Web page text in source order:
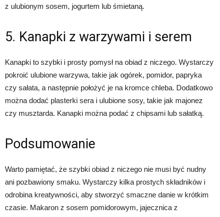
z ulubionym sosem, jogurtem lub śmietaną.
5. Kanapki z warzywami i serem
Kanapki to szybki i prosty pomysł na obiad z niczego. Wystarczy
pokroić ulubione warzywa, takie jak ogórek, pomidor, papryka
czy sałata, a następnie położyć je na kromce chleba. Dodatkowo
można dodać plasterki sera i ulubione sosy, takie jak majonez
czy musztarda. Kanapki można podać z chipsami lub sałatką.
Podsumowanie
Warto pamiętać, że szybki obiad z niczego nie musi być nudny
ani pozbawiony smaku. Wystarczy kilka prostych składników i
odrobina kreatywności, aby stworzyć smaczne danie w krótkim
czasie. Makaron z sosem pomidorowym, jajecznica z